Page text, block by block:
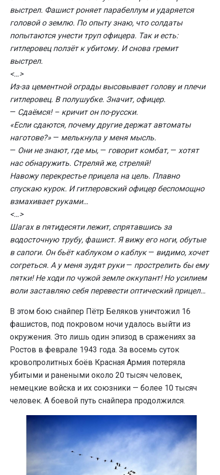
выстрел. Фашист роняет парабеллум и ударяется
головой о землю. По опыту знаю, что солдаты
попытаются унести труп офицера. Так и есть:
гитлеровец ползёт к убитому. И снова гремит
выстрел.
<…>
Из-за цементной ограды высовывает голову и плечи
гитлеровец. В полушубке. Значит, офицер.
— Сдаёмся! – кричит он по-русски.
«Если сдаются, почему другие держат автоматы
наготове?» — мелькнула у меня мысль.
— Они не знают, где мы, — говорит комбат, — хотят
нас обнаружить. Стреляй же, стреляй!
Навожу перекрестье прицела на цель. Плавно
спускаю курок. И гитлеровский офицер беспомощно
взмахивает руками…
<…>
Шагах в пятидесяти лежит, спрятавшись за
водосточную трубу, фашист. Я вижу его ноги, обутые
в сапоги. Он бьёт каблуком о каблук — видимо, хочет
согреться. А у меня зудят руки — прострелить бы ему
пятки! Не ходи по чужой земле оккупант! Но усилием
воли заставляю себя перевести оптический прицел…
В этом бою снайпер Пётр Беляков уничтожил 16
фашистов, под покровом ночи удалось выйти из
окружения. Это лишь один эпизод в сражениях за
Ростов в феврале 1943 года. За восемь суток
кровопролитных боёв Красная Армия потеряла
убитыми и ранеными около 20 тысяч человек,
немецкие войска и их союзники — более 10 тысяч
человек. А боевой путь снайпера продолжился.